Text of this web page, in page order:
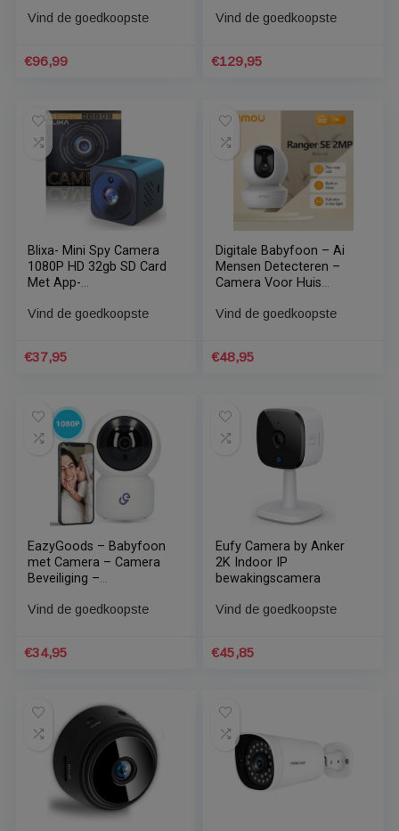
Babyfoon Met Camera –
Babyfoon – 5MP –
Monitor – 5G Wifi – 355
° – 64GB
Vind de goedkoopste
€96,99
Babyfoon met camera |
Temperatuur monitoring
| 3.2 inch draadloos |
Bewakingscamera |
Babyfoon | Wit
Vind de goedkoopste
€ 129,95
Blixa- Mini Spy Camera
1080P HD 32gb SD Card
Met App-
Beveiligingscamera-
Beveiligingscamera met
Bewegingsdetectie-
Verborgen Camera-
Bewakingscamera voor
Spionage Camera
Vind de goedkoopste
€37,95
Digitale Babyfoon – Ai
Mensen Detecteren –
Beveiligingscamera –
Babyfoon Met Camera –
Baby Camera
Vind de goedkoopste
€48,95
EazyGoods – Babyfoon
met Camera – Camera
Beveiliging –
Eufy Camera by Anker